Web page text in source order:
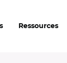
Ressources